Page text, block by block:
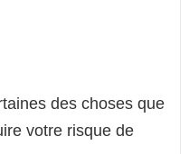
des choses que
votre risque de